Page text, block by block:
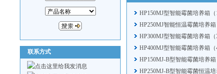
联系方式
HP150MJ型智能霉菌培养箱（
HP250MJ智能恒温霉菌培养
HP300MJ型智能霉菌培养箱（
HP400MJ型智能霉菌培养箱（
HP150MJ-B型智能霉菌培养
HP250MJ-B型智能霉菌恒温